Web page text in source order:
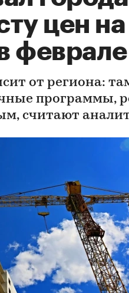
цен на
феврале
от региона:
программы,
считают